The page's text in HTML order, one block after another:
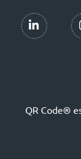
QR Code®